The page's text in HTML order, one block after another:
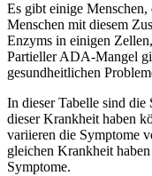
Es gibt einige
Menschen mit diesem
Enzyms in einigen
Partieller ADA-Mangel
gesundheitlichen
In dieser Tabelle sind
dieser Krankheit haben
variieren die Symptome
gleichen Krankheit
Symptome.